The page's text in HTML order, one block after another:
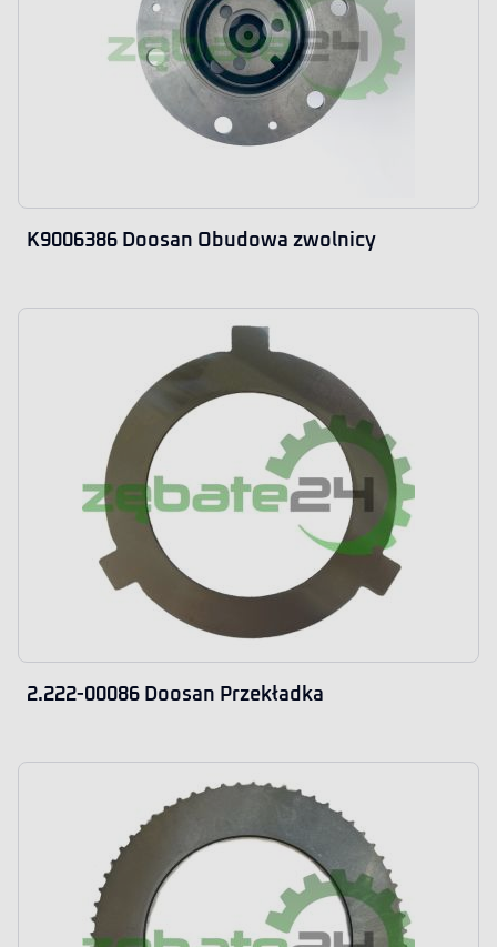
K9006386 Doosan Obudowa zwolnicy
2.222-00086 Doosan Przekładka